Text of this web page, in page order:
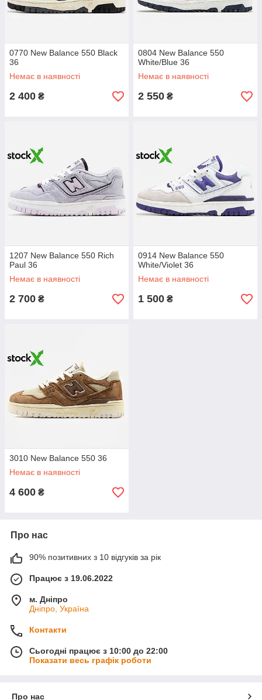
0770 New Balance 550 Black
36
Немає в наявності
2 400 ₴
0804 New Balance 550
White/Blue 36
Немає в наявності
2 550 ₴
1207 New Balance 550 Rich
Paul 36
Немає в наявності
2 700 ₴
0914 New Balance 550
White/Violet 36
Немає в наявності
1 500 ₴
3010 New Balance 550 36
Немає в наявності
4 600 ₴
Про нас
90% позитивних з 10 відгуків за рік
Працює з 19.06.2022
м. Дніпро
Дніпро, Україна
Контакти
Сьогодні працює з 10:00 до 22:00
Показати весь графік роботи
Про нас